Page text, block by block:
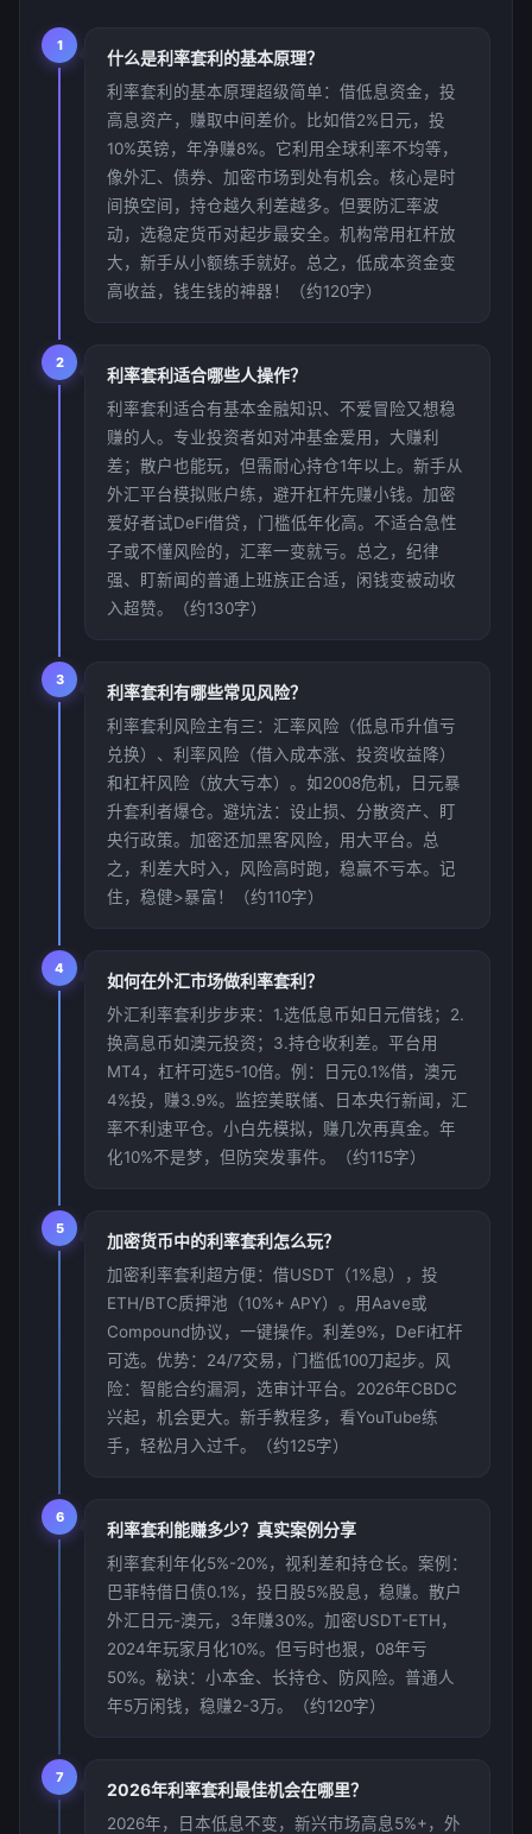
1
什么是利率套利的基本原理？
利率套利的基本原理超级简单：借低息资金，投
高息资产，赚取中间差价。比如借2%日元，投
10%英镑，年净赚8%。它利用全球利率不均等，
像外汇、债券、加密市场到处有机会。核心是时
间换空间，持仓越久利差越多。但要防汇率波
动，选稳定货币对起步最安全。机构常用杠杆放
大，新手从小额练手就好。总之，低成本资金变
高收益，钱生钱的神器！（约120字）
2
利率套利适合哪些人操作？
利率套利适合有基本金融知识、不爱冒险又想稳
赚的人。专业投资者如对冲基金爱用，大赚利
差；散户也能玩，但需耐心持仓1年以上。新手从
外汇平台模拟账户练，避开杠杆先赚小钱。加密
爱好者试DeFi借贷，门槛低年化高。不适合急性
子或不懂风险的，汇率一变就亏。总之，纪律
强、盯新闻的普通上班族正合适，闲钱变被动收
入超赞。（约130字）
3
利率套利有哪些常见风险？
利率套利风险主有三：汇率风险（低息币升值亏
兑换）、利率风险（借入成本涨、投资收益降）
和杠杆风险（放大亏本）。如2008危机，日元暴
升套利者爆仓。避坑法：设止损、分散资产、盯
央行政策。加密还加黑客风险，用大平台。总
之，利差大时入，风险高时跑，稳赢不亏本。记
住，稳健>暴富！（约110字）
4
如何在外汇市场做利率套利？
外汇利率套利步步来：1.选低息币如日元借钱；2.
换高息币如澳元投资；3.持仓收利差。平台用
MT4，杠杆可选5-10倍。例：日元0.1%借，澳元
4%投，赚3.9%。监控美联储、日本央行新闻，汇
率不利速平仓。小白先模拟，赚几次再真金。年
化10%不是梦，但防突发事件。（约115字）
5
加密货币中的利率套利怎么玩？
加密利率套利超方便：借USDT（1%息），投
ETH/BTC质押池（10%+ APY）。用Aave或
Compound协议，一键操作。利差9%，DeFi杠杆
可选。优势：24/7交易，门槛低100刀起步。风
险：智能合约漏洞，选审计平台。2026年CBDC
兴起，机会更大。新手教程多，看YouTube练
手，轻松月入过千。（约125字）
6
利率套利能赚多少？真实案例分享
利率套利年化5%-20%，视利差和持仓长。案例：
巴菲特借日债0.1%，投日股5%股息，稳赚。散户
外汇日元-澳元，3年赚30%。加密USDT-ETH，
2024年玩家月化10%。但亏时也狠，08年亏
50%。秘诀：小本金、长持仓、防风险。普通人
年5万闲钱，稳赚2-3万。（约120字）
7
2026年利率套利最佳机会在哪里？
2026年，日本低息不变，新兴市场高息5%+，外